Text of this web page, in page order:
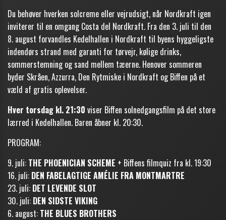
Du behøver hverken solcreme eller vejrudsigt, når Nordkraft igen
inviterer til en omgang Costa del Nordkraft. Fra den 3. juli til den
8. august forvandles Kedelhallen i Nordkraft til byens hyggeligste
indendørs strand med garanti for tørvejr, kølige drinks,
sommerstemning og sand mellem tæerne. Henover sommeren
byder Skråen, Azzurra, Den Rytmiske i Nordkraft og Biffen på et
væld af gratis oplevelser.
Hver torsdag kl. 21:30 viser Biffen solnedgangsfilm på det store
lærred i Kedelhallen. Baren åbner kl. 20:30.
PROGRAM:
9. juli: THE PHOENICIAN SCHEME + Biffens filmquiz fra kl. 19:30
16. juli: DEN FABELAGTIGE AMÉLIE FRA MONTMARTRE
23. juli: DET LEVENDE SLOT
30. juli: DEN SIDSTE VIKING
6. august: THE BLUES BROTHERS